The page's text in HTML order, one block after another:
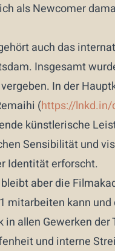
als Newcomer
auch das
Insgesamt
In der
(https://lnkd.in/
künstlerische
Sensibilität und
Identität erforscht.
aber die
mitarbeiten kann
allen Gewerken
und interne